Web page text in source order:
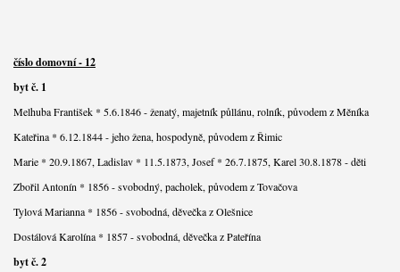
číslo domovní - 12
byt č. 1
Melhuba František * 5.6.1846 - ženatý, majetník půllánu, rolník, původem z Měníka
Kateřina * 6.12.1844 - jeho žena, hospodyně, původem z Řimic
Marie * 20.9.1867, Ladislav * 11.5.1873, Josef * 26.7.1875, Karel 30.8.1878 - děti
Zbořil Antonín * 1856 - svobodný, pacholek, původem z Tovačova
Tylová Marianna * 1856 - svobodná, děvečka z Olešnice
Dostálová Karolína * 1857 - svobodná, děvečka z Pateřína
byt č. 2